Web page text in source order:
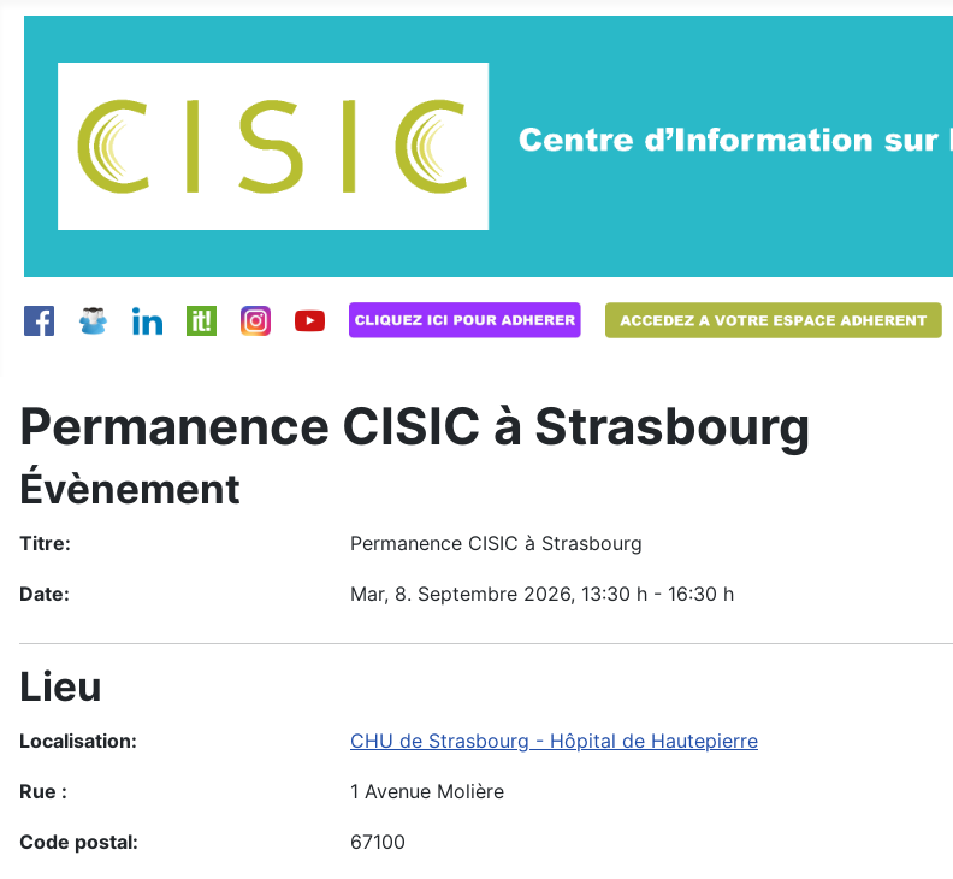
Permanence CISIC à Strasbourg
Évènement
Titre: Permanence CISIC à Strasbourg
Date: Mar, 8. Septembre 2026, 13:30 h - 16:30 h
Lieu
Localisation: CHU de Strasbourg - Hôpital de Hautepierre
Rue : 1 Avenue Molière
Code postal: 67100